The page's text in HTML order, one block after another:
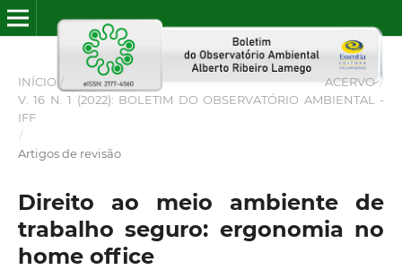
INÍCIO / ACERVO /
V. 16 N. 1 (2022): BOLETIM DO OBSERVATÓRIO AMBIENTAL -
IFF
/
Artigos de revisão
Direito ao meio ambiente de
trabalho seguro: ergonomia no
home office